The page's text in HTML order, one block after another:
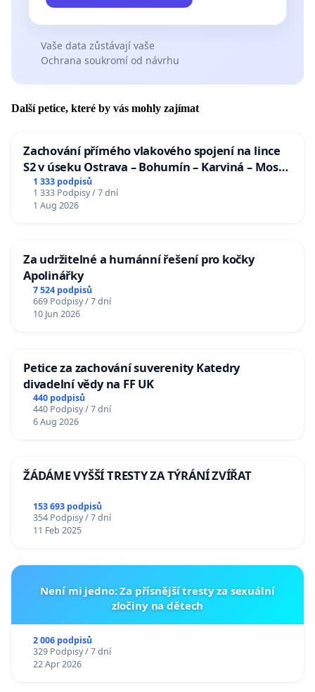
Vaše data zůstávají vaše
Ochrana soukromí od návrhu
Další petice, které by vás mohly zajímat
Zachování přímého vlakového spojení na lince
S2 v úseku Ostrava – Bohumín – Karviná – Mosty
u Jablunkova
1 333 podpisů
1 333 Podpisy / 7 dní
1 Aug 2026
Za udržitelné a humánní řešení pro kočky
Apolinářky
7 524 podpisů
669 Podpisy / 7 dní
10 Jun 2026
Petice za zachování suverenity Katedry
divadelní vědy na FF UK
440 podpisů
440 Podpisy / 7 dní
6 Aug 2026
ŽÁDÁME VYŠŠÍ TRESTY ZA TÝRÁNÍ ZVÍŘAT
153 693 podpisů
354 Podpisy / 7 dní
11 Feb 2025
Není mi jedno: Za přísnější tresty za sexuální
zločiny na dětech
2 006 podpisů
329 Podpisy / 7 dní
22 Apr 2026